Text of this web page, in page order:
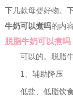
下几款母婴好物。
牛奶可以煮吗的内容
脱脂牛奶可以煮吗
可以的。脱脂
1、辅助降压
低盐、低脂饮